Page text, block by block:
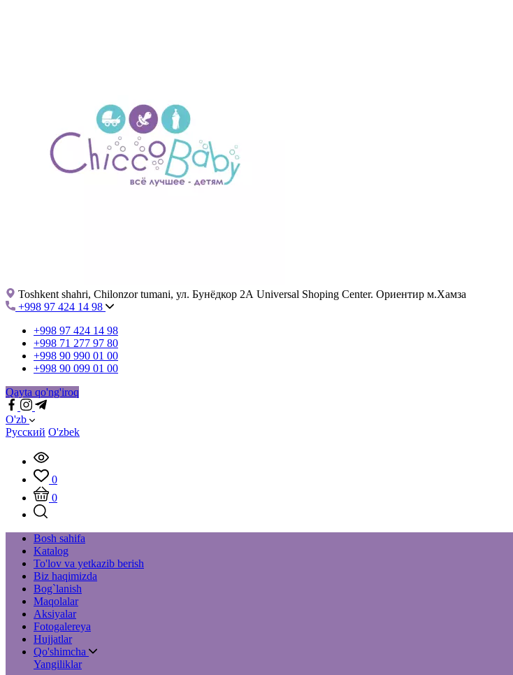
Toshkent shahri, Chilonzor tumani, ул. Бунёдкор 2А Universal Shoping Center. Ориентир м.Хамза
+998 97 424 14 98
+998 97 424 14 98
+998 71 277 97 80
+998 90 990 01 00
+998 90 099 01 00
Qayta qo'ng'iroq
O'zb
Русский O'zbek
0
0
Bosh sahifa
Katalog
To'lov va yetkazib berish
Biz haqimizda
Bog`lanish
Maqolalar
Aksiyalar
Fotogalereya
Hujjatlar
Qo'shimcha
Yangiliklar